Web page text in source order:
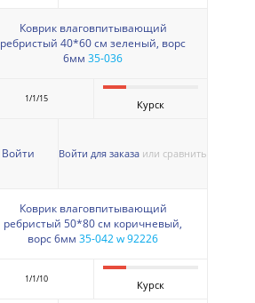
Коврик влаговпитывающий
ребристый 40*60 см зеленый, ворс
6мм 35-036
1/1/15 Курск
Войти Войти для заказа или сравнить
Коврик влаговпитывающий
ребристый 50*80 см коричневый,
ворс 6мм 35-042 w 92226
1/1/10 Курск